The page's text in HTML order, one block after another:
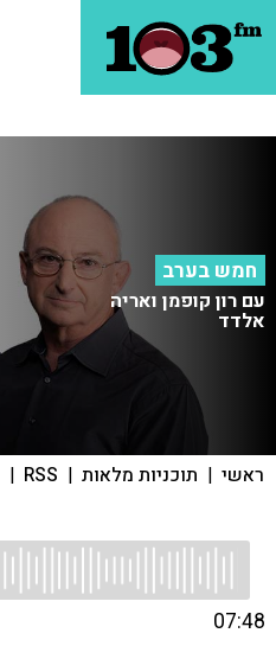
חמש בערב
עם רון קופמן ואריה
אלדד
ראשי | תוכניות מלאות |
RSS
|
07:48